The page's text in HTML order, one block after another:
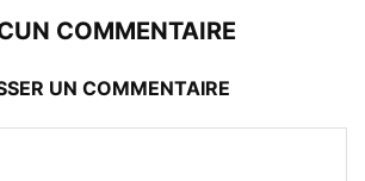
COMMENTAIRE
UN COMMENTAIRE